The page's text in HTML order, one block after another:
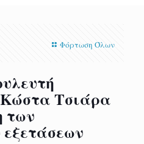
Φόρτωση Όλων
Τσιάρα
των